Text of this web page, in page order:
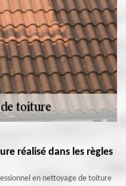
réalisé dans les règles
en nettoyage de toiture